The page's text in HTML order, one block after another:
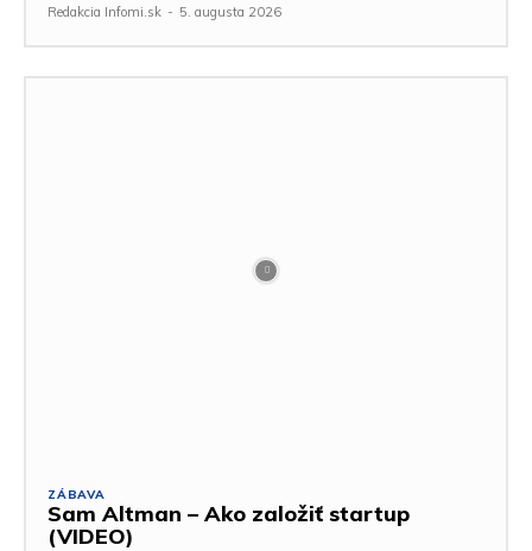
Redakcia Infomi.sk - 5. augusta 2026
ZÁBAVA
Sam Altman – Ako založiť startup
(VIDEO)